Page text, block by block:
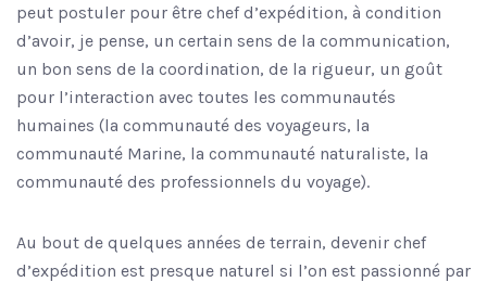
peut postuler pour être chef d’expédition, à condition
d’avoir, je pense, un certain sens de la communication,
un bon sens de la coordination, de la rigueur, un goût
pour l’interaction avec toutes les communautés
humaines (la communauté des voyageurs, la
communauté Marine, la communauté naturaliste, la
communauté des professionnels du voyage).
Au bout de quelques années de terrain, devenir chef
d’expédition est presque naturel si l’on est passionné par